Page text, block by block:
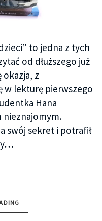
to jedna z tych
od dłuższego już
okazja, z
w lekturę pierwszego
Hana
nieznajomym.
swój sekret i potrafił